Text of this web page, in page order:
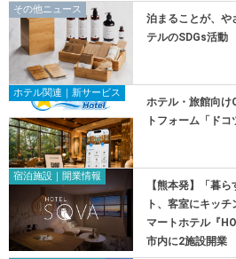
その他ニュース
泊まることが、や
テルのSDGs活動
ホテル関連｜新サービス
ホテル・旅館向け
トフォーム「ド
宿泊施設｜開業情報
【熊本発】「暮
ト、客室にキッ
マートホテル『
市内に2施設開業